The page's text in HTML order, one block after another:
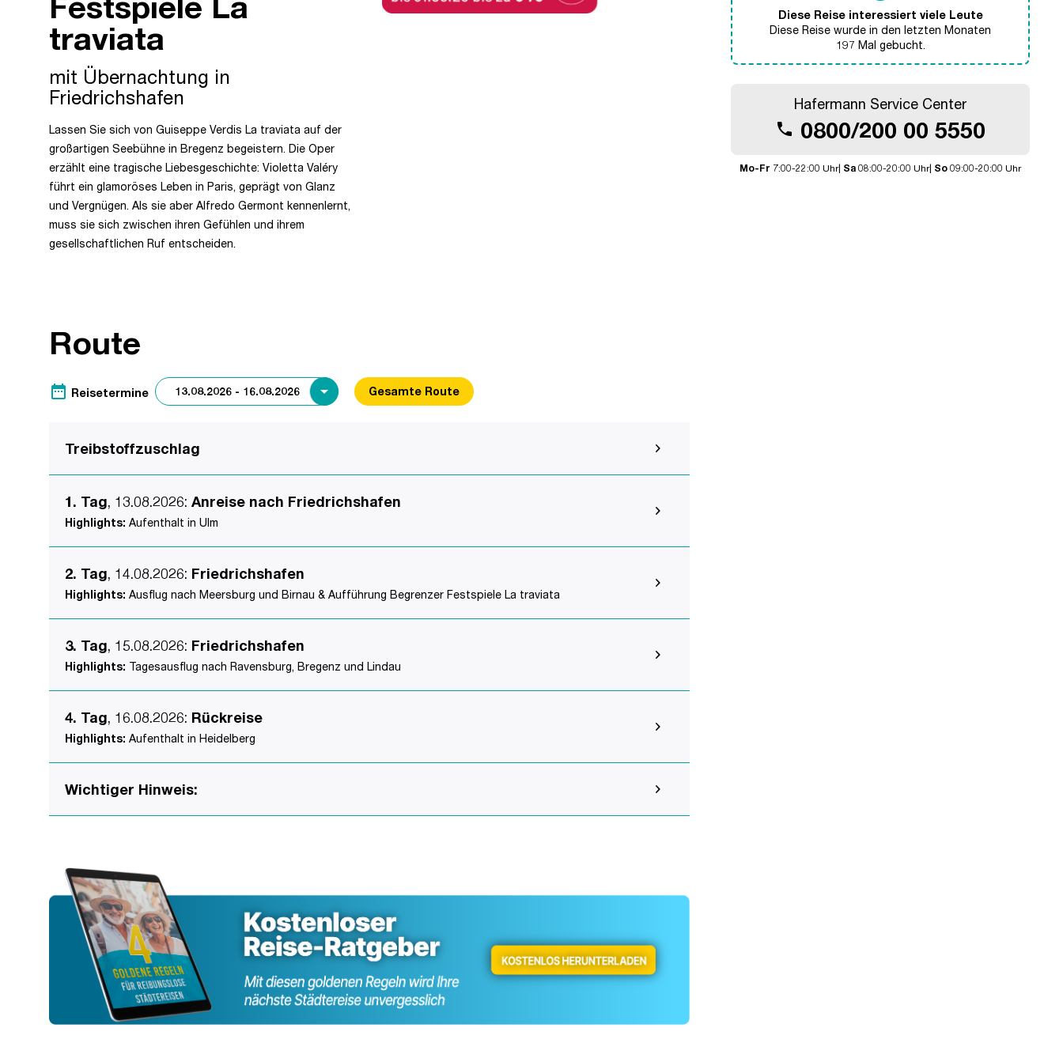
traviata
mit Übernachtung in
Friedrichshafen
Lassen Sie sich von Guiseppe Verdis La traviata auf der
großartigen Seebühne in Bregenz begeistern. Die Oper
erzählt eine tragische Liebesgeschichte: Violetta Valéry
führt ein glamoröses Leben in Paris, geprägt von Glanz
und Vergnügen. Als sie aber Alfredo Germont kennenlernt,
muss sie sich zwischen ihren Gefühlen und ihrem
gesellschaftlichen Ruf entscheiden.
Route
date_range Reisetermine Gesamte Route
Treibstoffzuschlag
1. Tag, 13.08.2026: Anreise nach Friedrichshafen
Highlights: Aufenthalt in Ulm
2. Tag, 14.08.2026: Friedrichshafen
Highlights: Ausflug nach Meersburg und Birnau & Aufführung Begrenzer Festspiele La traviata
3. Tag, 15.08.2026: Friedrichshafen
Highlights: Tagesausflug nach Ravensburg, Bregenz und Lindau
4. Tag, 16.08.2026: Rückreise
Highlights: Aufenthalt in Heidelberg
Wichtiger Hinweis:
Diese Reise interessiert viele Leute
Diese Reise wurde in den letzten Monaten
197 Mal gebucht.
Hafermann Service Center
call 0800/200 00 5550
Mo-Fr 7:00-22:00 Uhr| Sa 08:00-20:00 Uhr| So 09:00-20:00 Uhr